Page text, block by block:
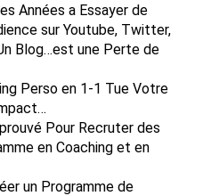
Années a Essayer de
sur Youtube, Twitter,
Blog…est une Perte de
Perso en 1-1 Tue Votre
Pour Recruter des
en Coaching et en
un Programme de